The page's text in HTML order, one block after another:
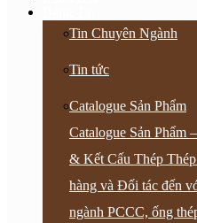
Tin Chuyên Ngành
Tin tức
Catalogue Sản Phẩm
Catalogue Sản Phẩm
& Kết Cấu Thép
hàng và Đối tác đến
ngành PCCC, ống